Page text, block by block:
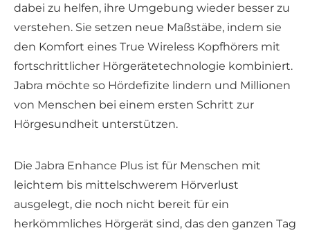
dabei zu helfen, ihre Umgebung wieder besser zu
verstehen. Sie setzen neue Maßstäbe, indem sie
den Komfort eines True Wireless Kopfhörers mit
fortschrittlicher Hörgerätetechnologie kombiniert.
Jabra möchte so Hördefizite lindern und Millionen
von Menschen bei einem ersten Schritt zur
Hörgesundheit unterstützen.
Die Jabra Enhance Plus ist für Menschen mit
leichtem bis mittelschwerem Hörverlust
ausgelegt, die noch nicht bereit für ein
herkömmliches Hörgerät sind, das den ganzen Tag